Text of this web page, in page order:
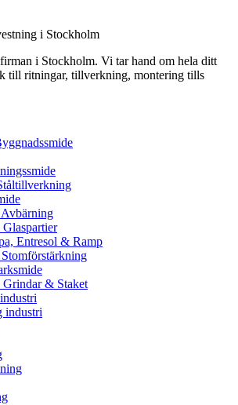
i Stockholm
i Stockholm. Vi tar hand om hela ditt
till ritningar, tillverkning, montering tills
Entresol & Ramp
& Staket
industri